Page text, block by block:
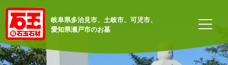
岐阜県多治見市、土岐市、可児市、
愛知県瀬戸市のお墓